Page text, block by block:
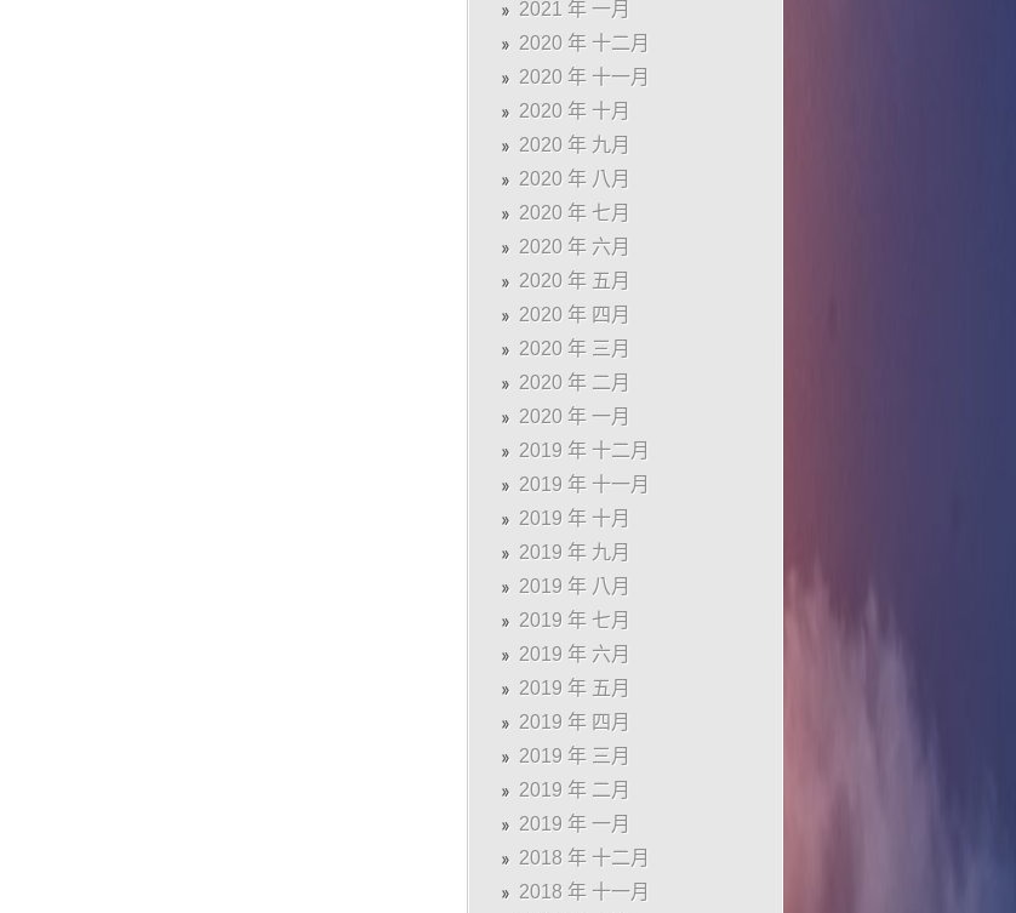
2021 年 一月
2020 年 十二月
2020 年 十一月
2020 年 十月
2020 年 九月
2020 年 八月
2020 年 七月
2020 年 六月
2020 年 五月
2020 年 四月
2020 年 三月
2020 年 二月
2020 年 一月
2019 年 十二月
2019 年 十一月
2019 年 十月
2019 年 九月
2019 年 八月
2019 年 七月
2019 年 六月
2019 年 五月
2019 年 四月
2019 年 三月
2019 年 二月
2019 年 一月
2018 年 十二月
2018 年 十一月